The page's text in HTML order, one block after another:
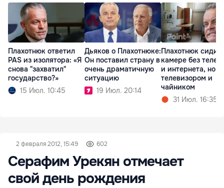
Плахотнюк ответил
PAS из изолятора: «Я
снова "захватил"
государство?»
15 Июл. 10:45
Дьяков о Плахотнюке:
Он поставил страну в
очень драматичную
ситуацию
19 Июл. 20:14
Плахотнюк сидит
камере без
и интернета, но с
телевизором и
чайником
31 Июл. 16:35
2 февраля 2012, 15:49 602
Серафим Урекян отмечает
свой день рождения